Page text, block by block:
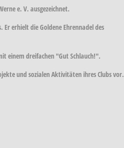
e. V. ausgezeichnet.
erhielt die Goldene Ehrennadel des
einem dreifachen "Gut Schlauch!".
und sozialen Aktivitäten ihres Clubs vor.